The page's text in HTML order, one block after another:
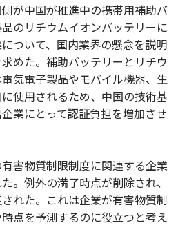
が中国が推進中の携帯用補助バ
のリチウムイオンバッテリーに
ついて、国内業界の懸念を説明
めた。補助バッテリーとリチウ
気電子製品やモバイル機器、生
使用されるため、中国の技術基
業にとって認証負担を増加させ
害物質制限制度に関連する企業
。例外の満了時点が削除され、
れた。これは企業が有害物質制
点を予測するのに役立つと考え